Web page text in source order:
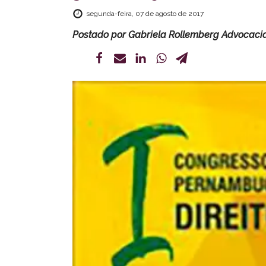
segunda-feira, 07 de agosto de 2017
Postado porGabriela Rollemberg